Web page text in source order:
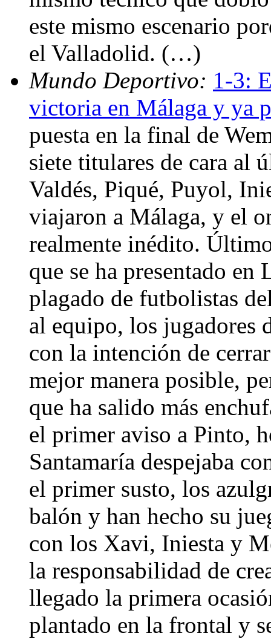
este mismo escenario
el Valladolid. (…)
Mundo Deportivo: 1-3:
victoria en Málaga y ya
puesta en la final de
siete titulares de cara al
Valdés, Piqué, Puyol,
viajaron a Málaga, y el
realmente inédito.
que se ha presentado en
plagado de futbolistas
al equipo, los jugadores
con la intención de
mejor manera posible,
que ha salido más
el primer aviso a Pinto,
Santamaría despejaba
el primer susto, los
balón y han hecho su
con los Xavi, Iniesta y
la responsabilidad de
llegado la primera
plantado en la frontal y